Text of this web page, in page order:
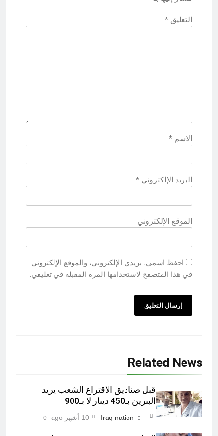
التعليق *
الاسم *
البريد الإلكتروني *
الموقع الإلكتروني
احفظ اسمي، بريدي الإلكتروني، والموقع الإلكتروني
في هذا المتصفح لاستخدامها المرة المقبلة في تعليقي.
Related News
قبل صناديق الاقتراع الشعب يريد
البنزين بـ450 دينار لا بـ900
Iraq nation 10 أشهر ago 0